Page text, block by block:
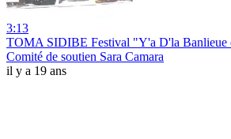
3:13
TOMA SIDIBE Festival "Y'a D'la
Comité de soutien Sara Camara
il y a 19 ans